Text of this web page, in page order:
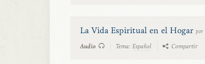
La Vida Espiritual en el Hogar por
Audio Tema: Español Compartir